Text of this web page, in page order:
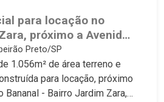
para locação no
próximo a Avenida
- Ribeirão Preto/SP.
Preto/SP
1.056m² de área terreno e
para locação, próximo
Bananal - Bairro Jardim Zara,